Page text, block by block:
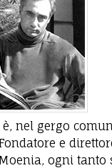
è, nel gergo
e
ogni tanto